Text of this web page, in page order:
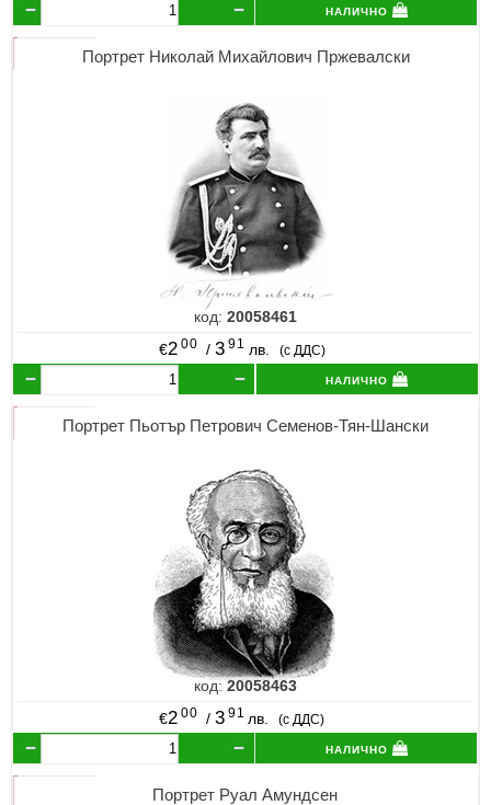
налично
Портрет Николай Михайлович Пржевалски
код: 20058461
€2 00 /3 91 лв. (с ДДС)
налично
Портрет Пьотър Петрович Семенов-Тян-Шански
код:20058463
€2 00 / 3 91 лв. (с ДДС)
налично
Портрет Руал Амундсен